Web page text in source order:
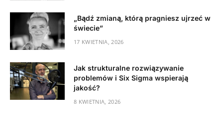
„Bądź zmianą, którą pragniesz ujrzeć w
świecie”
17 KWIETNIA, 2026
Jak strukturalne rozwiązywanie
problemów i Six Sigma wspierają
jakość?
8 KWIETNIA, 2026